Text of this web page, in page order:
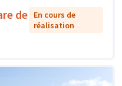
de
En cours de
réalisation